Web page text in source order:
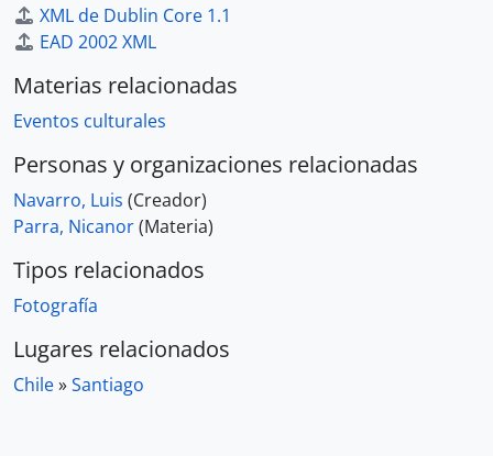
XML de Dublin Core 1.1
EAD 2002 XML
Materias relacionadas
Eventos culturales
Personas y organizaciones relacionadas
Navarro, Luis (Creador)
Parra, Nicanor(Materia)
Tipos relacionados
Fotografía
Lugares relacionados
Chile»Santiago